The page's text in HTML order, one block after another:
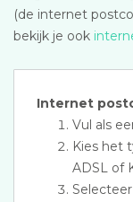
(de internet
bekijk je ook
Internet
Vul als
Kies het
ADSL of